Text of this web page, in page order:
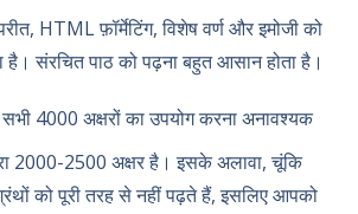
HTML फ़ॉर्मेटिंग, विशेष वर्ण और इमोजी को
है। संरचित पाठ को पढ़ना बहुत आसान होता है।
4000 अक्षरों का उपयोग करना अनावश्यक
2000-2500 अक्षर है। इसके अलावा, चूंकि
को पूरी तरह से नहीं पढ़ते हैं, इसलिए आपको